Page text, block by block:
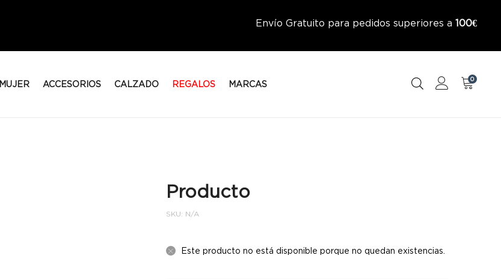
Envío Gratuito para pedidos superiores a 100€
MUJER ACCESORIOS CALZADO REGALOS MARCAS
0
Producto
SKU: N/A
Este producto no está disponible porque no quedan existencias.